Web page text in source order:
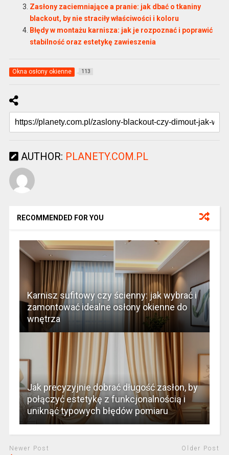
Zasłony zaciemniające a pranie: jak dbać o tkaniny
blackout, by nie straciły właściwości i koloru
Błędy w montażu karnisza: jak je rozpoznać i poprawić
stabilność oraz estetykę zawieszenia
Okna osłony okienne 113
AUTHOR: PLANETY.COM.PL
RECOMMENDED FOR YOU
Karnisz sufitowy czy ścienny: jak wybrać i
zamontować idealne osłony okienne do
wnętrza
Jak precyzyjnie dobrać długość zasłon, by
połączyć estetykę z funkcjonalnością i
uniknąć typowych błędów pomiaru
Newer Post Older Post